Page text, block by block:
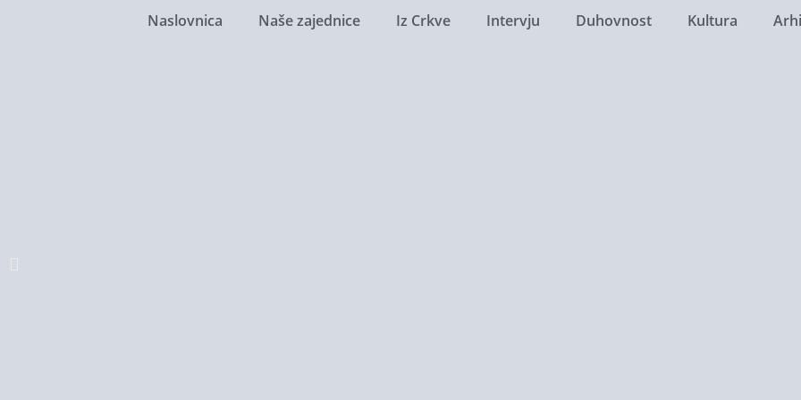
Naslovnica Naše zajednice Iz Crkve Intervju Duhovnost Kultura